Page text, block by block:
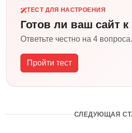
ТЕСТ ДЛЯ НАСТРОЕНИЯ
Готов ли ваш сайт к
Ответьте честно на 4 вопроса.
Пройти тест
СЛЕДУЮЩАЯ